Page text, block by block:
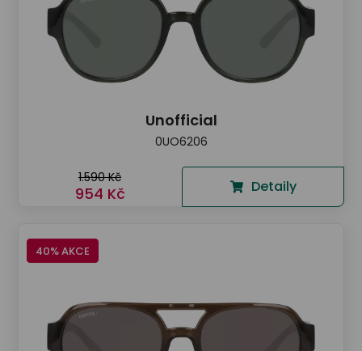
Unofficial
0UO6206
1.590 Kč
954 Kč Detaily
40% AKCE